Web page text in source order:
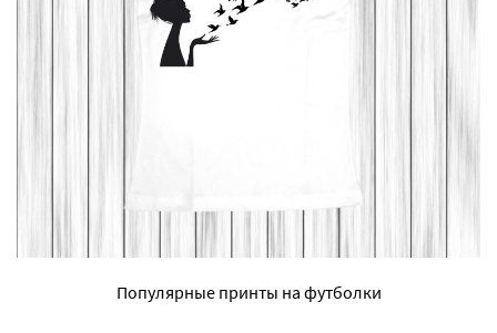
Популярные принты на футболки